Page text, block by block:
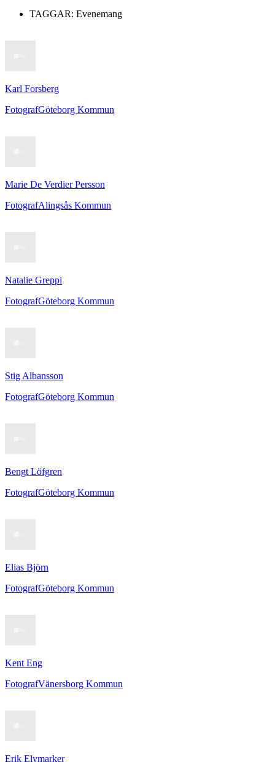
TAGGAR: Evenemang
Karl Forsberg
FotografGöteborg Kommun
Marie De Verdier Persson
FotografAlingsås Kommun
Natalie Greppi
FotografGöteborg Kommun
Stig Albansson
FotografGöteborg Kommun
Bengt Löfgren
FotografGöteborg Kommun
Elias Björn
FotografGöteborg Kommun
Kent Eng
FotografVänersborg Kommun
Erik Elvmarker